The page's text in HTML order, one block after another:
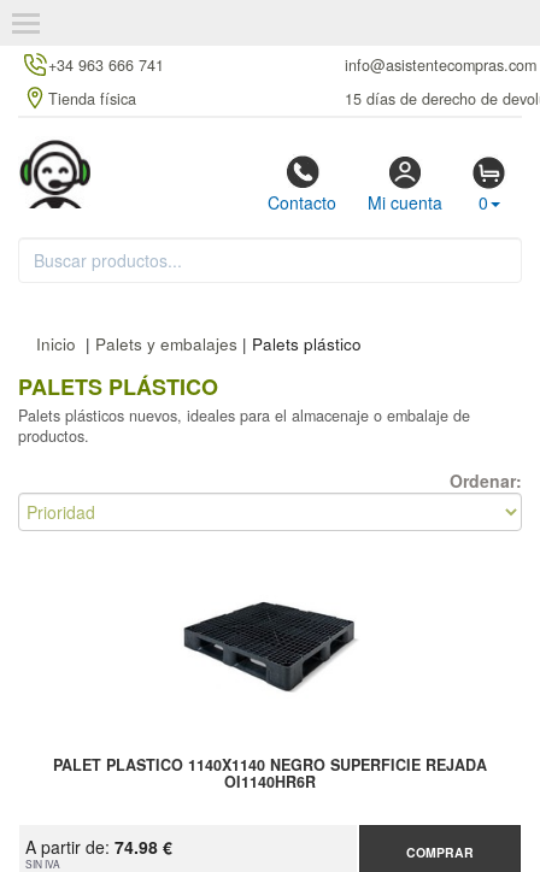
+34 963 666 741
info@asistentecompras.com
Tienda física
15 días de derecho de
Contacto Mi cuenta 0
Inicio | Palets y embalajes | Palets plástico
PALETS PLÁSTICO
Palets plásticos nuevos, ideales para el almacenaje o embalaje de
productos.
Ordenar:
PALET PLASTICO 1140X1140 NEGRO SUPERFICIE REJADA
OI1140HR6R
A partir de: 74.98 €
SIN IVA
COMPRAR